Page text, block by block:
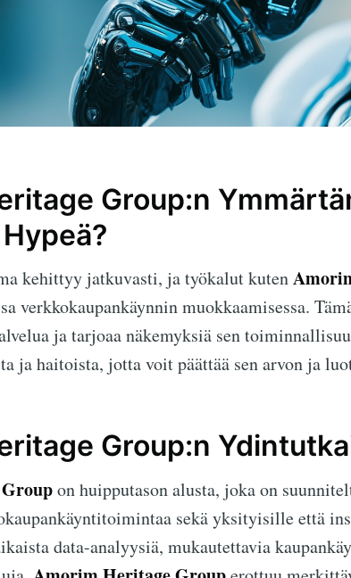
Group:n
kehittyy jatkuvasti, ja työkalut kuten
verkkokaupankäynnin muokkaamisessa.
ja tarjoaa näkemyksiä sen
ja haitoista, jotta voit päättää sen arvon ja
Group:n
on huipputason alusta, joka on
sekä yksityisille että
data-analyysiä, mukautettavia